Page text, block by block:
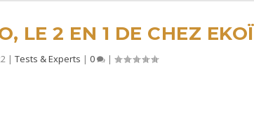
LE 2 EN 1 DE CHEZ EKOÏ
| Tests & Experts | 0 |